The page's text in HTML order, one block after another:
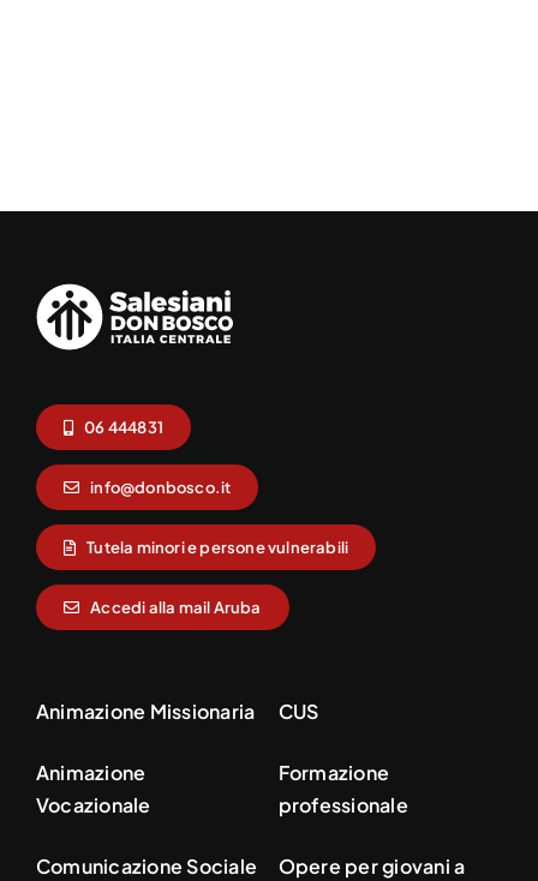
06 444831
info@donbosco.it
Tutela minori e persone vulnerabili
Accedi alla mail Aruba
Animazione Missionaria
Animazione
Vocazionale
Comunicazione Sociale
CUS
Formazione
professionale
Opere per giovani a